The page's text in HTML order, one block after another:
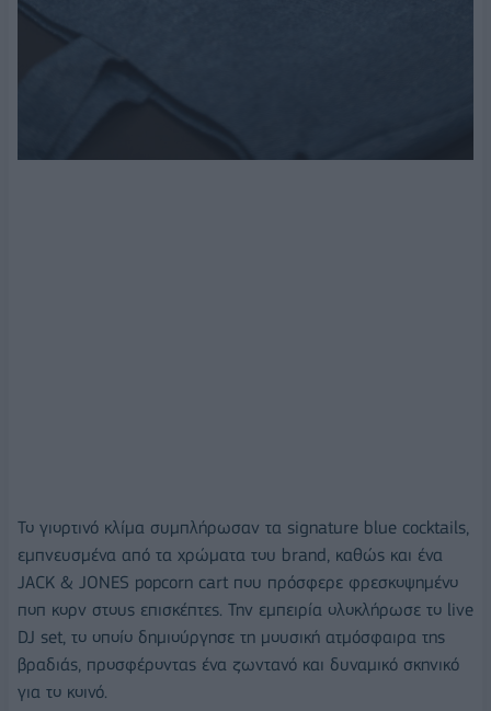
Το γιορτινό κλίμα συμπλήρωσαν τα signature blue cocktails,
εμπνευσμένα από τα χρώματα του brand, καθώς και ένα
JACK & JONES popcorn cart που πρόσφερε φρεσκοψημένο
ποπ κορν στους επισκέπτες. Την εμπειρία ολοκλήρωσε το live
DJ set, το οποίο δημιούργησε τη μουσική ατμόσφαιρα της
βραδιάς, προσφέροντας ένα ζωντανό και δυναμικό σκηνικό
για το κοινό.